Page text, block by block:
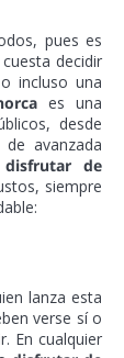
pues es
decidir
incluso una
es una
desde
avanzada
disfrutar de
siempre
lanza esta
verse sí o
En cualquier